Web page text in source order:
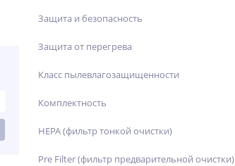
Защита и безопасность
Защита от перегрева
Класс пылевлагозащищенности
Комплектность
HEPA (фильтр тонкой очистки)
Pre Filter (фильтр предварительной очистки)